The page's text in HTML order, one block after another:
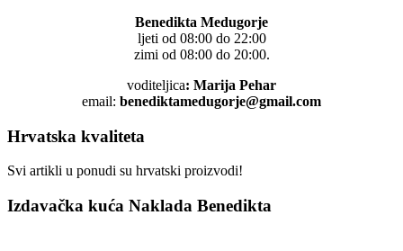
Benedikta Medugorje
ljeti od 08:00 do 22:00
zimi od 08:00 do 20:00.
voditeljica: Marija Pehar
email: benediktamedugorje@gmail.com
Hrvatska kvaliteta
Svi artikli u ponudi su hrvatski proizvodi!
Izdavačka kuća Naklada Benedikta